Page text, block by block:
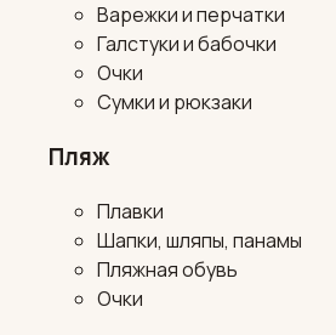
Варежки и перчатки
Галстуки и бабочки
Очки
Сумки и рюкзаки
Пляж
Плавки
Шапки, шляпы, панамы
Пляжная обувь
Очки